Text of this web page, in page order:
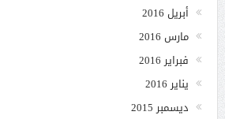
أبريل 2016
مارس 2016
فبراير 2016
يناير 2016
ديسمبر 2015